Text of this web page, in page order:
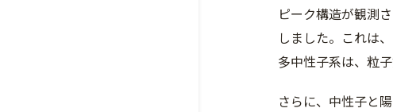
ピーク構造が観測
しました。これは
多中性子系は、粒
さらに、中性子と